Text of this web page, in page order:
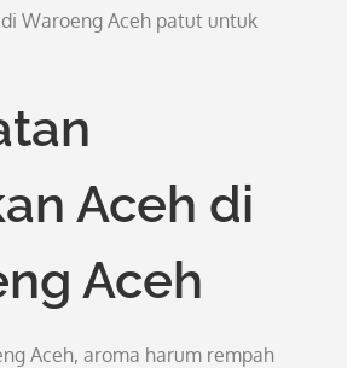
Waroeng Aceh patut untuk
Aceh di
Aceh
Aceh, aroma harum rempah